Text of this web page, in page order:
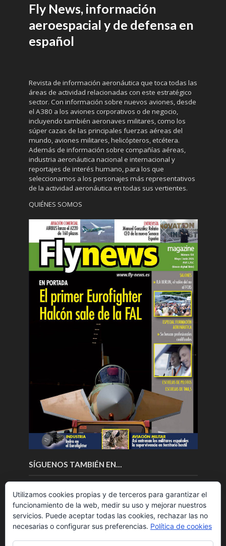
Fly News, información
aeroespacial y de defensa en
español
Revista de información aeronáutica que toca todas las
áreas de actividad relacionadas con este estratégico
sector. Con información sobre nuevos aviones, desde
el A380 a los aviones corporativos o de negocio,
incluyendo también aeronaves militares, como los
súper cazas de las principales fuerzas aéreas del
mundo, aviones militares, helicópteros, etcétera.
Además de información sobre compañías aéreas,
industria aeronáutica nacional e internacional y
reportajes de interés humano, para los que
seleccionamos a los personajes más representativos
de la actividad aeronáutica en todas sus vertientes.
QUIÉNES SOMOS
SÍGUENOS TAMBIÉN EN…
Utilizamos cookies propias y de terceros para garantizar el
funcionamiento de la web, medir su uso y mejorar nuestros
servicios. Puede aceptar todas las cookies, rechazar las no
necesarias o configurar sus preferencias. Política de cookies